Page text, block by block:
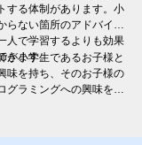
する体制があります。小
ない箇所のアドバイス
人で学習するよりも効果
きます。
が小学生であるお子様と
味を持ち、そのお子様の
ラミングへの興味を継
グ教室 明光義塾 和泉